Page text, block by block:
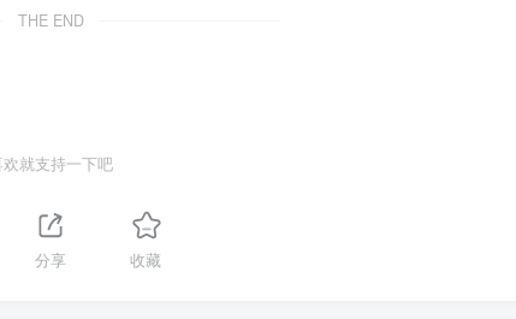
THE END
欢就支持一下吧
分享 收藏